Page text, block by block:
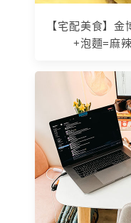
【宅配美食】
+泡麵=麻